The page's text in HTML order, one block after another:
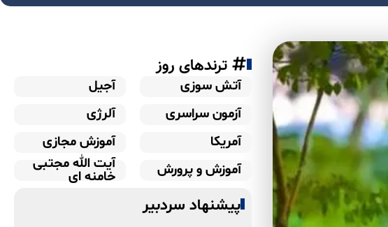
ترندهای روز
آتش سوزی
آجیل
آزمون سراسری
آلرژی
آمریکا
آموزش مجازی
آموزش و پرورش
آیت الله مجتبی
خامنه ای
پیشنهاد سردبیر